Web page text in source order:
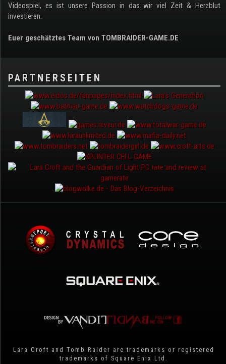
Videospiel, es ist unsere Passion in das wir viel Zeit & Herzblut
investieren.
Euer geschätztes Team von TOMBRAIDER-GAME.DE
PARTNERSEITEN
Lara Croft and Tomb Raider are trademarks or registered
trademarks of Square Enix Ltd.